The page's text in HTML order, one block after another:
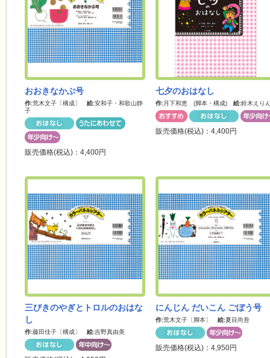
おおきなかぶ号
作:荒木文子〔構成〕 絵:安和子・和歌山静
子
販売価格(税込)：4,400円
七夕のおはなし
作:月下和恵 (脚本・構成) 絵:鈴木えり
販売価格(税込)：4,400円
三びきのやぎとトロルのおはな
し
作:藤田佳子〔構成〕 絵:吉野真由美
にんじん だいこん ごぼう号
作:荒木文子〔脚本〕 絵:夏目尚吾
販売価格(税込)：4,950円